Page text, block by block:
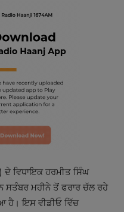
ਵਿਧਾਇਕ ਹਰਮੀਤ ਸਿੰਘ
ਸਤੰਬਰ ਮਹੀਨੇ ਤੋਂ ਫਰਾਰ ਚੱਲ ਰਹੇ
ਹੈ। ਇਸ ਵੀਡੀਓ ਵਿੱਚ